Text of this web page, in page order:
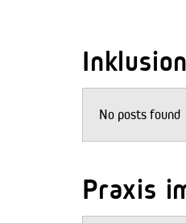
No posts found
Praxis